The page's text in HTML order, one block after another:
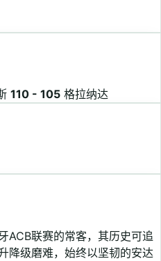
110 - 105 格拉纳达
ACB联赛的常客，其历史可追
降级磨难，始终以坚韧的安达